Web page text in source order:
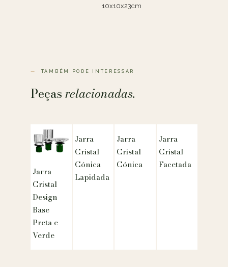
10x10x23cm
TAMBÉM PODE INTERESSAR
Peçasrelacionadas.
Jarra
Cristal
Design
Base
Preta e
Verde
Jarra
Cristal
Cónica
Lapidada
Jarra
Cristal
Cónica
Jarra
Cristal
Facetada